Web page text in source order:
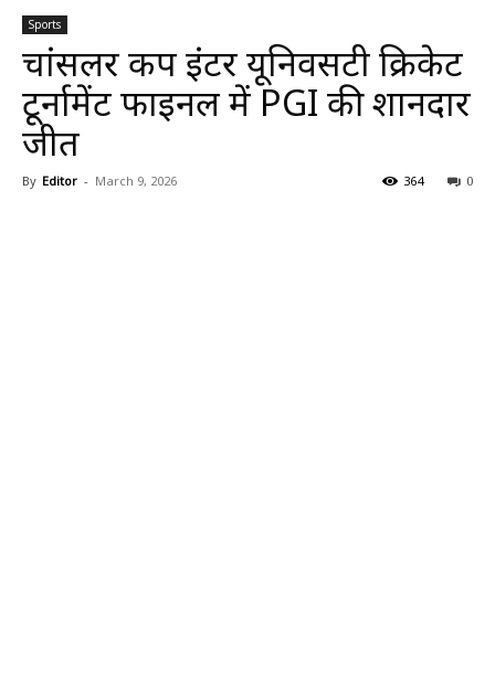
Sports
चांसलर कप इंटर यूनिवर्सिटी क्रिकेट
टूर्नामेंट फाइनल में PGI की शानदार
जीत
By Editor - March 9, 2026 0
364